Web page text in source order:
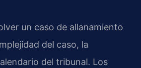
un caso de allanamiento
del caso, la
del tribunal. Los